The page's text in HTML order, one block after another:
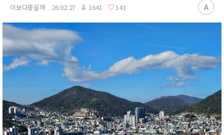
이보다좋을까 26.02.27 1641 143 A